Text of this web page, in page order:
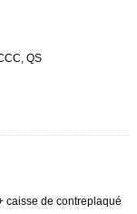
QS
caisse de contreplaqué